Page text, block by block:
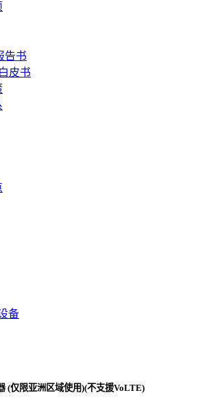
告书
皮书
备
(仅限亚洲区域使用)(不支援VoLTE)